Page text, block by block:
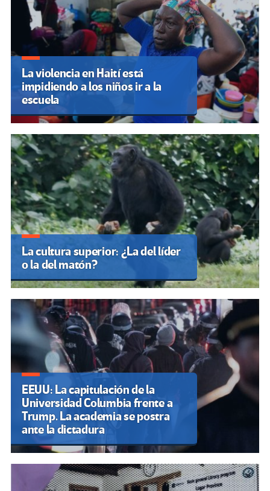
La violencia en Haití está
impidiendo a los niños ir a la
escuela
La cultura superior: ¿La del líder
o la del matón?
EEUU: La capitulación de la
Universidad Columbia frente a
Trump. La academia se postra
ante la dictadura